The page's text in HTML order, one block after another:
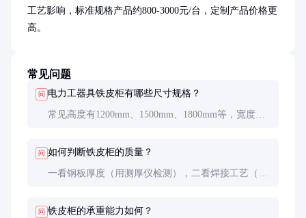
工艺影响，标准规格产品约800-3000元/台，定制产品价格更
高。
常见问题
问 电力工器具铁皮柜有哪些尺寸规格？
常见高度有1200mm、1500mm、1800mm等，宽度
问 如何判断铁皮柜的质量？
一看钢板厚度（用测厚仪检测），二看焊接工艺（焊
问 铁皮柜的承重能力如何？